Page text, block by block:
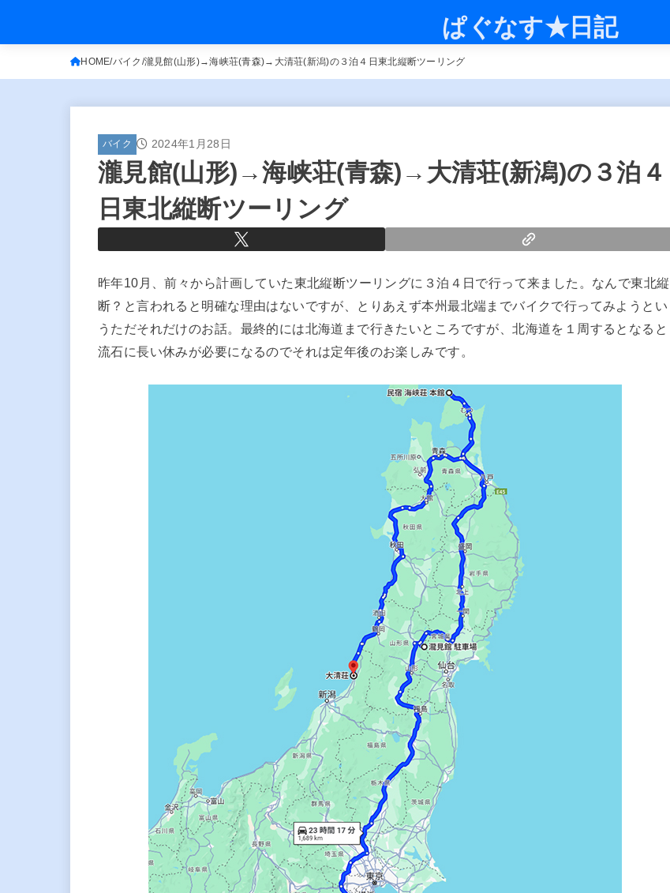
ぱぐなす★日記
HOME バイク 瀧見館(山形)→海峡荘(青森)→大清荘(新潟)の３泊４日東北縦断ツーリング
バイク 2024年1月28日
瀧見館(山形)→海峡荘(青森)→大清荘(新潟)の３泊４
日東北縦断ツーリング
昨年10月、前々から計画していた東北縦断ツーリングに３泊４日で行って来ました。なんで東北縦
断？と言われると明確な理由はないですが、とりあえず本州最北端までバイクで行ってみようとい
うただそれだけのお話。最終的には北海道まで行きたいところですが、北海道を１周するとなると
流石に長い休みが必要になるのでそれは定年後のお楽しみです。